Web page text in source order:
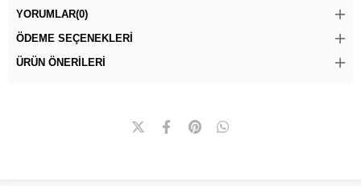
YORUMLAR(0)
ÖDEME SEÇENEKLERI
ÜRÜN ÖNERILERI